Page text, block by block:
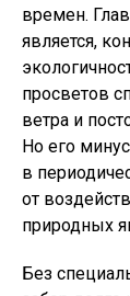
времен.
является,
просветов
ветра и
Но его
в
от
природных
Без